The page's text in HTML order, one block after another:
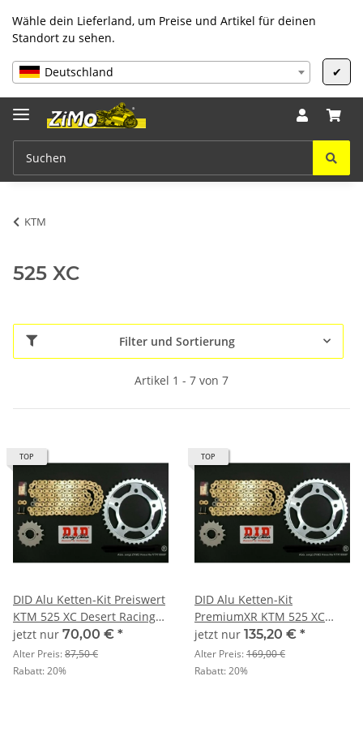
Wähle dein Lieferland, um Preise und Artikel für deinen
Standort zu sehen.
Deutschland ✔
KTM
525 XC
Filter und Sortierung
Artikel 1 - 7 von 7
TOP
DID Alu Ketten-Kit Preiswert
KTM 525 XC Desert Racing
Bj. 07
jetzt nur 70,00 € *
Alter Preis:87,50 €
Rabatt:20%
TOP
DID Alu Ketten-Kit
PremiumXR KTM 525 XC
Desert Racing Bj. 07
jetzt nur 135,20 € *
Alter Preis:169,00 €
Rabatt:20%